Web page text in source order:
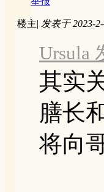
楼主| 发表于 2023-
Ursula
其实
膳长
将向